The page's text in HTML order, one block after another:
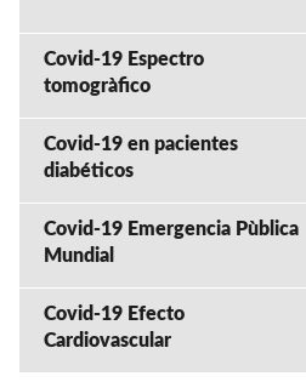
Covid-19 Espectro
tomogràfico
Covid-19 en pacientes
diabéticos
Covid-19 Emergencia Pùblica
Mundial
Covid-19 Efecto
Cardiovascular